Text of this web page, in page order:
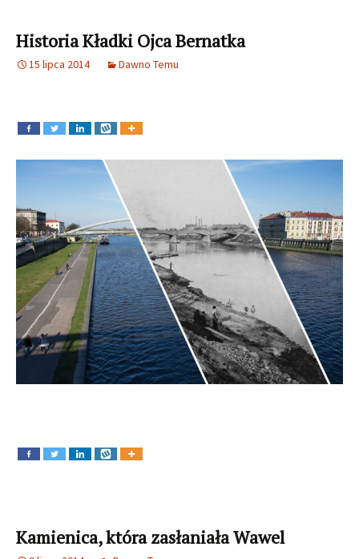
Historia Kładki Ojca Bernatka
15 lipca 2014 Dawno Temu
Kamienica, która zasłaniała Wawel